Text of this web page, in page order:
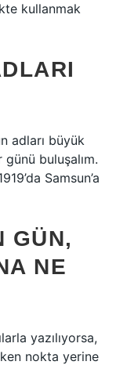
kullanmak
adları büyük
buluşalım.
Samsun’a
GÜN,
NE
yazılıyorsa,
nokta yerine